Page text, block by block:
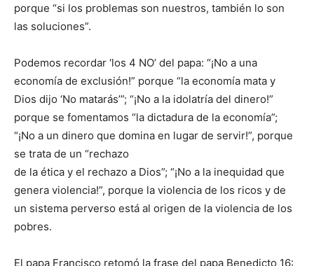
porque “si los problemas son nuestros, también lo son
las soluciones”.
Podemos recordar ‘los 4 NO’ del papa: “¡No a una
economía de exclusión!” porque “la economía mata y
Dios dijo ‘No matarás’”; “¡No a la idolatría del dinero!”
porque se fomentamos “la dictadura de la economía”;
“¡No a un dinero que domina en lugar de servir!”, porque
se trata de un “rechazo
de la ética y el rechazo a Dios”; “¡No a la inequidad que
genera violencia!”, porque la violencia de los ricos y de
un sistema perverso está al origen de la violencia de los
pobres.
El papa Francisco retomó la frase del papa Benedicto 16: